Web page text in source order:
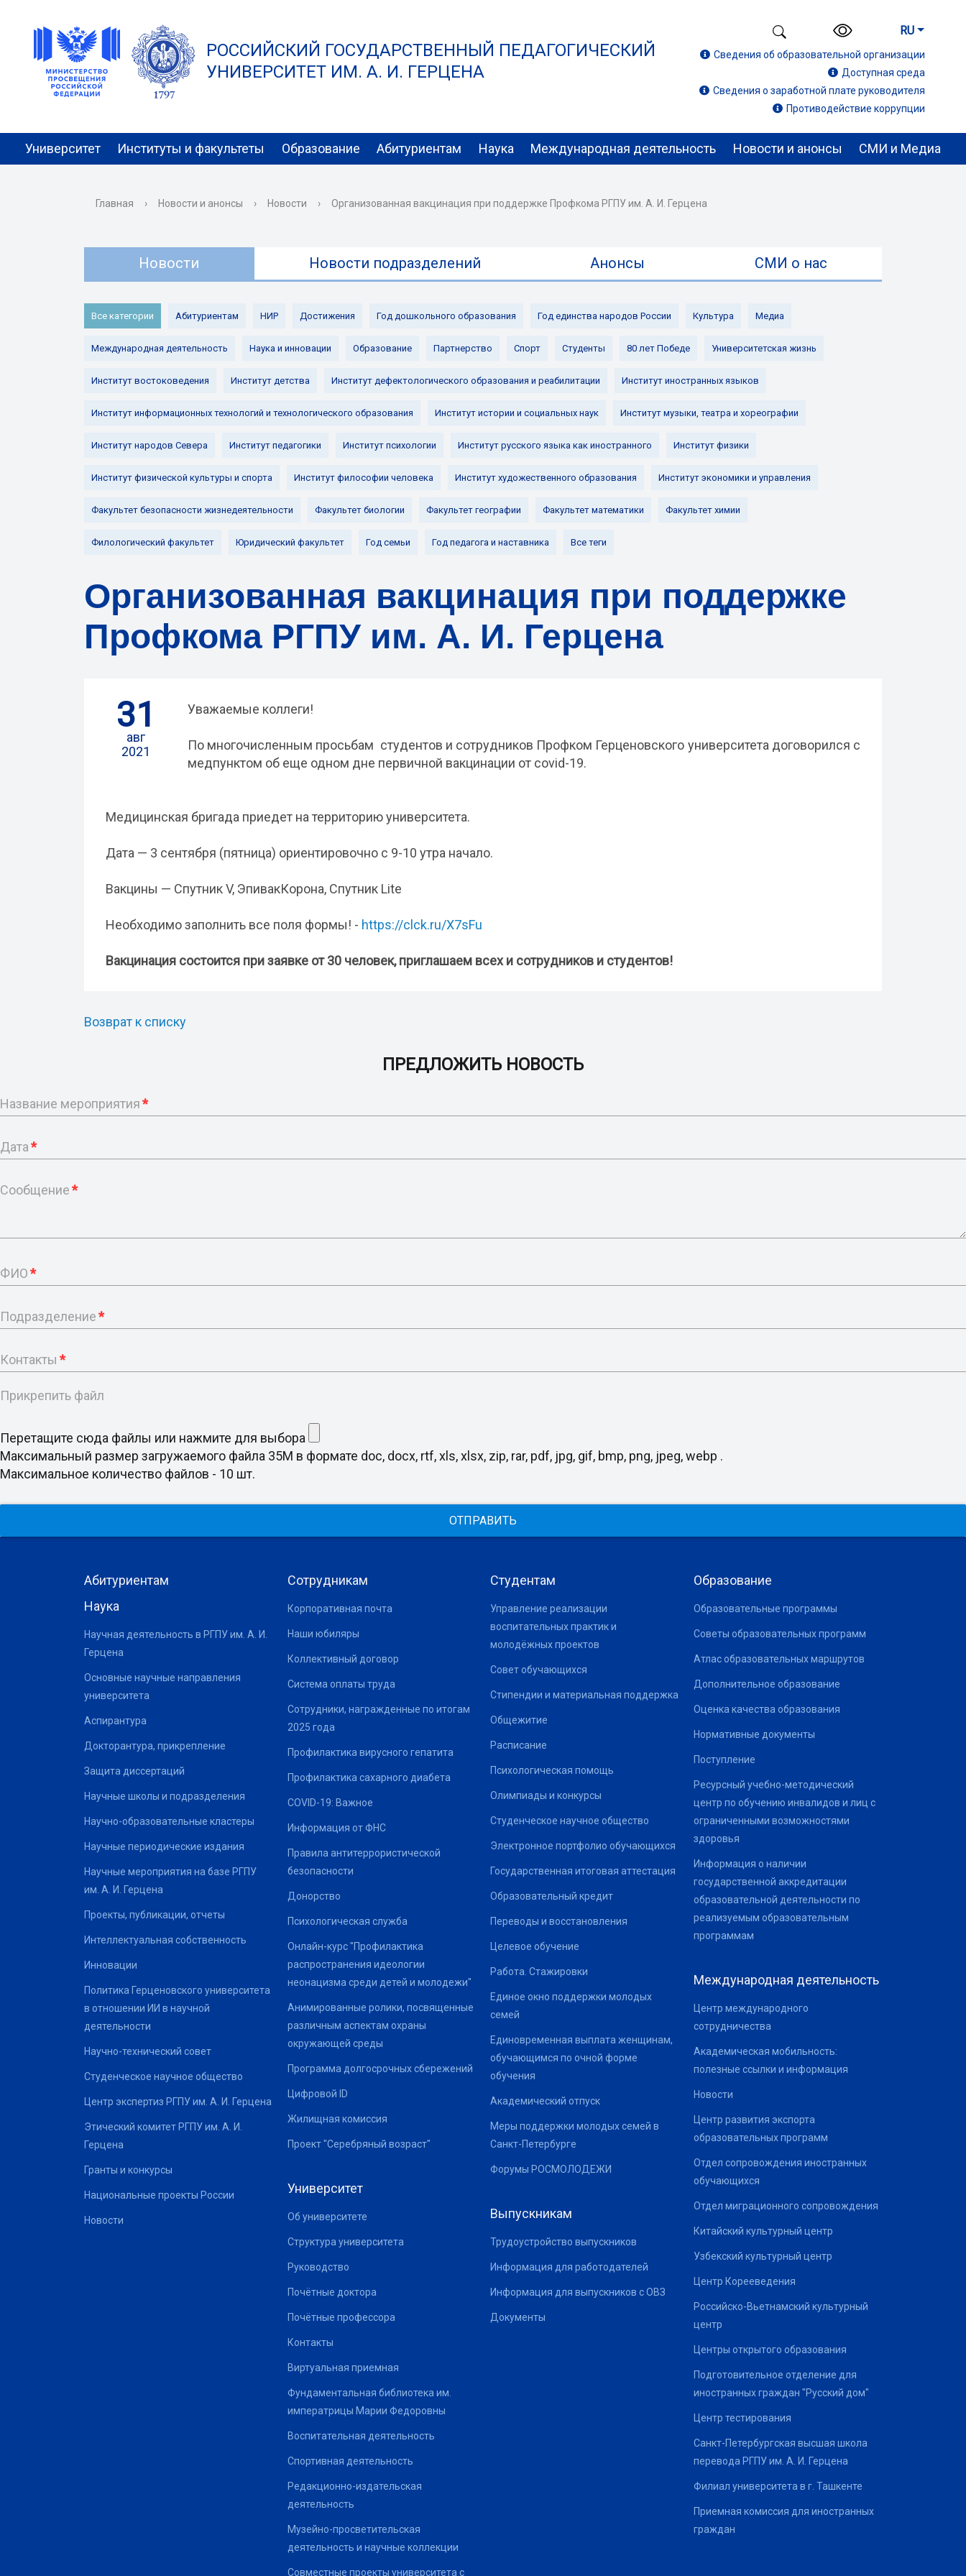
РОССИЙСКИЙ ГОСУДАРСТВЕННЫЙ ПЕДАГОГИЧЕСКИЙ
УНИВЕРСИТЕТ ИМ. А. И. ГЕРЦЕНА
RU
Сведения об образовательной организации
Доступная среда
Сведения о заработной плате руководителя
Противодействие коррупции
Университет Институты и факультеты Образование Абитуриентам Наука Международная деятельность Новости и анонсы СМИ и Медиа
Главная › Новости и анонсы › Новости › Организованная вакцинация при поддержке Профкома РГПУ им. А. И. Герцена
Новости Новости подразделений Анонсы СМИ о нас
Все категории Абитуриентам НИР Достижения Год дошкольного образования Год единства народов России Культура Медиа
Международная деятельность Наука и инновации Образование Партнерство Спорт Студенты 80 лет Победе Университетская жизнь
Институт востоковедения Институт детства Институт дефектологического образования и реабилитации Институт иностранных языков
Институт информационных технологий и технологического образования Институт истории и социальных наук Институт музыки, театра и хореографии
Институт народов Севера Институт педагогики Институт психологии Институт русского языка как иностранного Институт физики
Институт физической культуры и спорта Институт философии человека Институт художественного образования Институт экономики и управления
Факультет безопасности жизнедеятельности Факультет биологии Факультет географии Факультет математики Факультет химии
Филологический факультет Юридический факультет Год семьи Год педагога и наставника Все теги
Организованная вакцинация при поддержке
Профкома РГПУ им. А. И. Герцена
31
авг
2021
Уважаемые коллеги!
По многочисленным просьбам студентов и сотрудников Профком Герценовского университета договорился с
медпунктом об еще одном дне первичной вакцинации от covid-19.
Медицинская бригада приедет на территорию университета.
Дата — 3 сентября (пятница) ориентировочно с 9-10 утра начало.
Вакцины — Спутник V, ЭпивакКорона, Спутник Lite
Необходимо заполнить все поля формы! - https://clck.ru/X7sFu
Вакцинация состоится при заявке от 30 человек, приглашаем всех и сотрудников и студентов!
Возврат к списку
ПРЕДЛОЖИТЬ НОВОСТЬ
Название мероприятия*
Дата*
Сообщение*
ФИО*
Подразделение*
Контакты *
Прикрепить файл
Перетащите сюда файлы или нажмите для выбора
Максимальный размер загружаемого файла 35M в формате doc, docx, rtf, xls, xlsx, zip, rar, pdf, jpg, gif, bmp, png, jpeg, webp .
Максимальное количество файлов - 10 шт.
ОТПРАВИТЬ
Абитуриентам
Наука
Научная деятельность в РГПУ им. А. И.
Герцена
Основные научные направления
университета
Аспирантура
Докторантура, прикрепление
Защита диссертаций
Научные школы и подразделения
Научно-образовательные кластеры
Научные периодические издания
Научные мероприятия на базе РГПУ
им. А. И. Герцена
Проекты, публикации, отчеты
Интеллектуальная собственность
Инновации
Политика Герценовского университета
в отношении ИИ в научной
деятельности
Научно-технический совет
Студенческое научное общество
Центр экспертиз РГПУ им. А. И. Герцена
Этический комитет РГПУ им. А. И.
Герцена
Гранты и конкурсы
Национальные проекты России
Новости
Сотрудникам
Корпоративная почта
Наши юбиляры
Коллективный договор
Система оплаты труда
Сотрудники, награжденные по итогам
2025 года
Профилактика вирусного гепатита
Профилактика сахарного диабета
COVID-19: Важное
Информация от ФНС
Правила антитеррористической
безопасности
Донорство
Психологическая служба
Онлайн-курс "Профилактика
распространения идеологии
неонацизма среди детей и молодежи"
Анимированные ролики, посвященные
различным аспектам охраны
окружающей среды
Программа долгосрочных сбережений
Цифровой ID
Жилищная комиссия
Проект "Серебряный возраст"
Университет
Об университете
Структура университета
Руководство
Почётные доктора
Почётные профессора
Контакты
Виртуальная приемная
Фундаментальная библиотека им.
императрицы Марии Федоровны
Воспитательная деятельность
Спортивная деятельность
Редакционно-издательская
деятельность
Музейно-просветительская
деятельность и научные коллекции
Совместные проекты университета с
Студентам
Управление реализации
воспитательных практик и
молодёжных проектов
Совет обучающихся
Стипендии и материальная поддержка
Общежитие
Расписание
Психологическая помощь
Олимпиады и конкурсы
Студенческое научное общество
Электронное портфолио обучающихся
Государственная итоговая аттестация
Образовательный кредит
Переводы и восстановления
Целевое обучение
Работа. Стажировки
Единое окно поддержки молодых
семей
Единовременная выплата женщинам,
обучающимся по очной форме
обучения
Академический отпуск
Меры поддержки молодых семей в
Санкт-Петербурге
Форумы РОСМОЛОДЕЖИ
Выпускникам
Трудоустройство выпускников
Информация для работодателей
Информация для выпускников с ОВЗ
Документы
Образование
Образовательные программы
Советы образовательных программ
Атлас образовательных маршрутов
Дополнительное образование
Оценка качества образования
Нормативные документы
Поступление
Ресурсный учебно-методический
центр по обучению инвалидов и лиц с
ограниченными возможностями
здоровья
Информация о наличии
государственной аккредитации
образовательной деятельности по
реализуемым образовательным
программам
Международная деятельность
Центр международного
сотрудничества
Академическая мобильность:
полезные ссылки и информация
Новости
Центр развития экспорта
образовательных программ
Отдел сопровождения иностранных
обучающихся
Отдел миграционного сопровождения
Китайский культурный центр
Узбекский культурный центр
Центр Корееведения
Российско-Вьетнамский культурный
центр
Центры открытого образования
Подготовительное отделение для
иностранных граждан "Русский дом"
Центр тестирования
Санкт-Петербургская высшая школа
перевода РГПУ им. А. И. Герцена
Филиал университета в г. Ташкенте
Приемная комиссия для иностранных
граждан